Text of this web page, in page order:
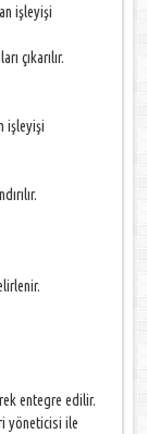
işleyişi
çıkarılır.
işleyişi
entegre edilir.
yöneticisi ile